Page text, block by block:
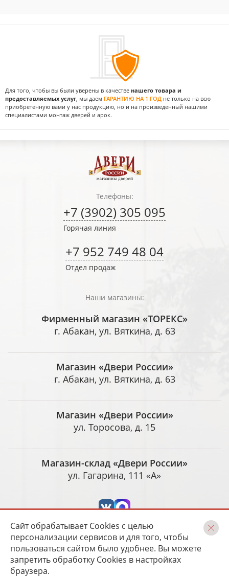
Для того, чтобы вы были уверены в качестве нашего товара и
предоставляемых услуг , мы даем ГАРАНТИЮ НА 1 ГОД не только на всю
приобретенную вами у нас продукцию, но и на произведенный нашими
специалистами монтаж дверей и арок.
Сайт обрабатывает Cookies с целью
персонализации сервисов и для того, чтобы
пользоваться сайтом было удобнее. Вы можете
запретить обработку Cookies в настройках
браузера.
Телефоны:
+7 (3902) 305 095
Горячая линия
+7 952 749 48 04
Отдел продаж
Наши магазины:
Фирменный магазин «ТОРЕКС»
г. Абакан, ул. Вяткина, д. 63
Магазин «Двери России»
г. Абакан, ул. Вяткина, д. 63
Магазин «Двери России»
ул. Торосова, д. 15
Магазин-склад «Двери России»
ул. Гагарина, 111 «А»
Разработка и сопровождение Magneex digital-студия